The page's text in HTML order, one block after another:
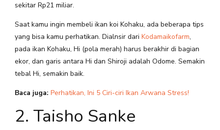
sekitar Rp21 miliar.
Saat kamu ingin membeli ikan koi Kohaku, ada beberapa tips
yang bisa kamu perhatikan. Dialnsir dari Kodamaikofarm,
pada ikan Kohaku, Hi (pola merah) harus berakhir di bagian
ekor, dan garis antara Hi dan Shiroji adalah Odome. Semakin
tebal Hi, semakin baik.
Baca juga: Perhatikan, Ini 5 Ciri-ciri Ikan Arwana Stress!
2. Taisho Sanke